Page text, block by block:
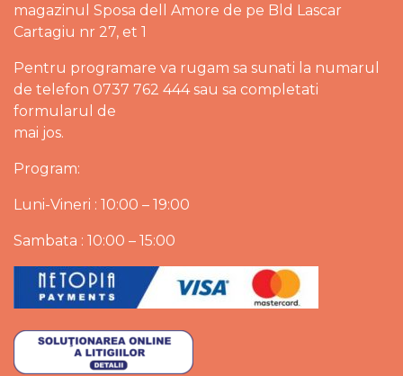
magazinul Sposa dell Amore de pe Bld Lascar
Cartagiu nr 27, et 1
Pentru programare va rugam sa sunati la numarul
de telefon 0737 762 444 sau sa completati
formularul de
mai jos.
Program:
Luni-Vineri : 10:00 – 19:00
Sambata : 10:00 – 15:00